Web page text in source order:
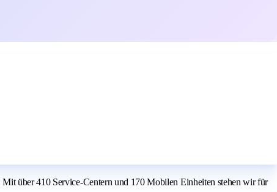
über 410 Service-Centern und 170 Mobilen Einheiten stehen wir für